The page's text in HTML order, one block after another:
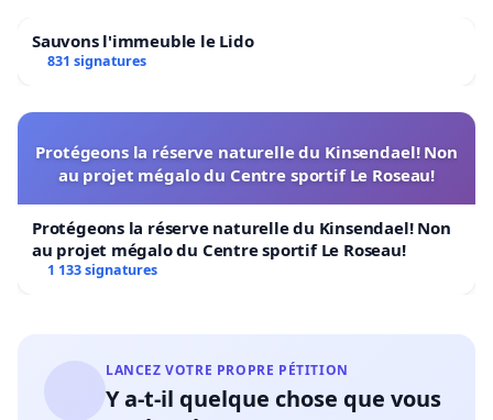
Sauvons l'immeuble le Lido
831 signatures
Protégeons la réserve naturelle du Kinsendael! Non
au projet mégalo du Centre sportif Le Roseau!
Protégeons la réserve naturelle du Kinsendael! Non
au projet mégalo du Centre sportif Le Roseau!
1 133 signatures
LANCEZ VOTRE PROPRE PÉTITION
Y a-t-il quelque chose que vous